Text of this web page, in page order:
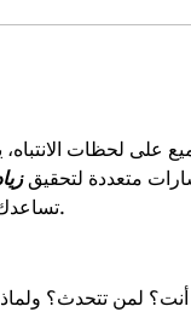
على لحظات
متعددة لتحقيق
تساعدك على بناء جمهور حقيقي وتوسيع تأثيرك دون الدوران في دائرة مفرغة.
أنت؟ لمن تتحدث؟